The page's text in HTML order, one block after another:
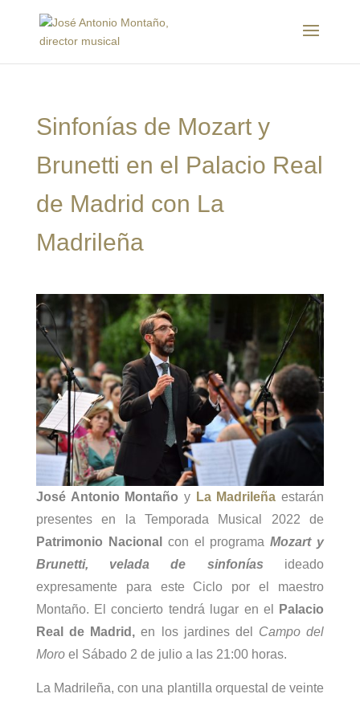
Sinfonías de Mozart y
Brunetti en el Palacio Real
de Madrid con La
Madrileña
José Antonio Montaño y La Madrileña estarán
presentes en la Temporada Musical 2022 de
Patrimonio Nacional
con el programaMozart y
Brunetti, velada de sinfonías ideado
expresamente para este Ciclo por el maestro
Montaño. El concierto tendrá lugar en el
Palacio
Real de Madrid, en los jardines del Campo del
Moroel Sábado 2 de julio a las 21:00 horas.
La Madrileña, con una plantilla orquestal de veinte